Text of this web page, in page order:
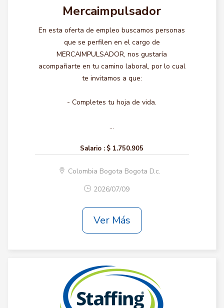
Mercaimpulsador
En esta oferta de empleo buscamos personas
que se perfilen en el cargo de
MERCAIMPULSADOR, nos gustaría
acompañarte en tu camino laboral, por lo cual
te invitamos a que:
- Completes tu hoja de vida.
...
Salario : $ 1.750.905
Colombia Bogota Bogota D.c.
2026/07/09
Ver Más